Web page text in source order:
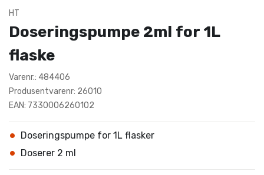
HT
Doseringspumpe 2ml for 1L
flaske
Varenr.: 484406
Produsentvarenr: 26010
EAN: 7330006260102
Doseringspumpe for 1L flasker
Doserer 2 ml